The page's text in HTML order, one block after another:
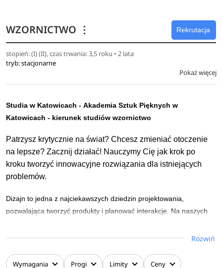
technologii nie jedynie do tworzenia zaawansowanych technicznie
statycznych i ruchomych obrazów, lecz również analizy,
organizacji, tworzenia prezentacji wizualnych istniejących
problemów projektowych i propozycji ich rozwiązań.
WZORNICTWO ⋮ Rekrutacja
stopień: (I) (II), czas trwania: 3,5 roku • 2 lata
tryb: stacjonarne
Pokaż więcej
Studia w Katowicach -Akademia Sztuk Pięknych w
Katowicach- kierunek studiów wzornictwo
Patrzysz krytycznie na świat? Chcesz zmieniać otoczenie
na lepsze? Zacznij działać! Nauczymy Cię jak krok po
kroku tworzyć innowacyjne rozwiązania dla istniejących
problemów.
Dizajn to jedna z najciekawszych dziedzin projektowania,
pozwalająca tworzyć produkty i planować interakcje. Na naszych
obszarach projektowania na styku biznesu i nowych technologii –
Rozwiń
Wymagania Progi Limity Ceny